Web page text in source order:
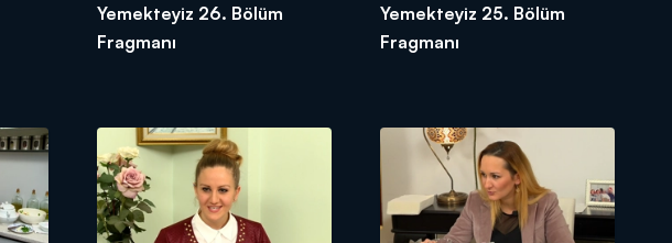
Yemekteyiz 26. Bölüm
Fragmanı
Yemekteyiz 25. Bölüm
Fragmanı